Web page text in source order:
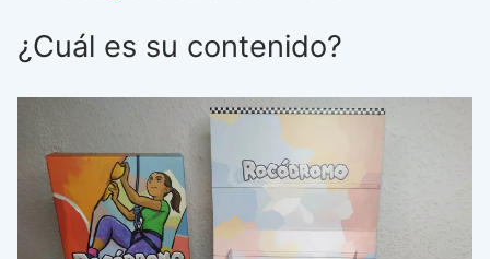
¿Cuál es su contenido?